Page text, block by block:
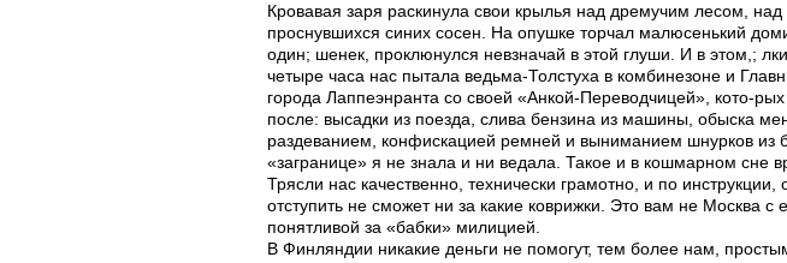
Кровавая заря раскинула свои крылья над дремучим лесом,
проснувшихся синих сосен. На опушке торчал малюсенький
один; шенек, проклюнулся невзначай в этой глуши. И в этом,;
четыре часа нас пытала ведьма-Толстуха в комбинезоне и
города Лаппеэнранта со своей «Анкой-Переводчицей», кото-
после: высадки из поезда, слива бензина из машины, обыска
раздеванием, конфискацией ремней и выниманием шнурков из
«загранице» я не знала и ни ведала. Такое и в кошмарном сне
Трясли нас качественно, технически грамотно, и по
отступить не сможет ни за какие коврижки. Это вам не Москва с
понятливой за «бабки» милицией.
В Финляндии никакие деньги не помогут, тем более нам,